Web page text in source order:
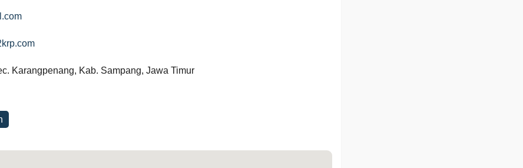
Karangpenang, Kab. Sampang, Jawa Timur